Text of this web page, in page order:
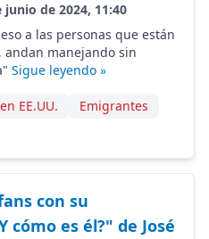
de 2024, 11:40
a las personas que están
manejando sin
Sigue leyendo »
EE.UU.
Emigrantes
con su
es él?" de José